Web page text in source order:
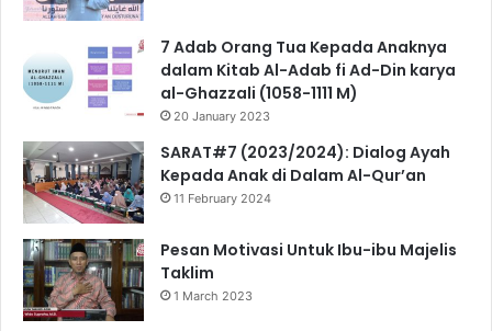
7 Adab Orang Tua Kepada Anaknya
dalam Kitab Al-Adab fi Ad-Din karya
al-Ghazzali (1058-1111 M)
20 January 2023
SARAT#7 (2023/2024): Dialog Ayah
Kepada Anak di Dalam Al-Qur’an
11 February 2024
Pesan Motivasi Untuk Ibu-ibu Majelis
Taklim
1 March 2023